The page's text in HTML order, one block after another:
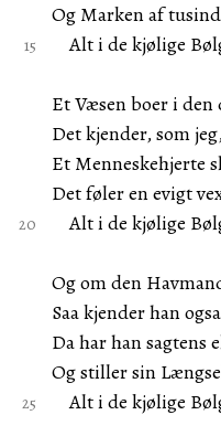
Og Marken af
Alt i de kjølige
Et Væsen boer i den
Det kjender, som
Et Menneskehjerte
Det føler en evigt
Alt i de kjølige
Og om den
Saa kjender han
Da har han sagtens
Og stiller sin
Alt i de kjølige